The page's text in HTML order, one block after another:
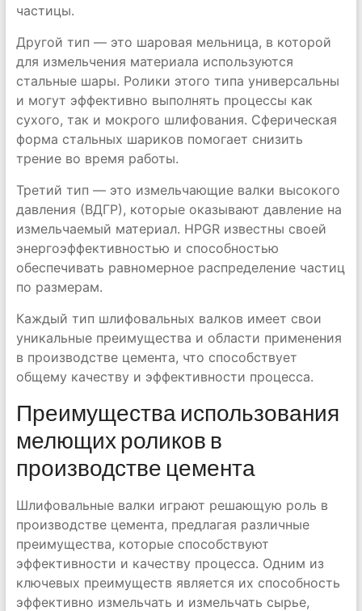
частицы.
Другой тип — это шаровая мельница, в которой
для измельчения материала используются
стальные шары. Ролики этого типа универсальны
и могут эффективно выполнять процессы как
сухого, так и мокрого шлифования. Сферическая
форма стальных шариков помогает снизить
трение во время работы.
Третий тип — это измельчающие валки высокого
давления (ВДГР), которые оказывают давление на
измельчаемый материал. HPGR известны своей
энергоэффективностью и способностью
обеспечивать равномерное распределение частиц
по размерам.
Каждый тип шлифовальных валков имеет свои
уникальные преимущества и области применения
в производстве цемента, что способствует
общему качеству и эффективности процесса.
Преимущества использования
мелющих роликов в
производстве цемента
Шлифовальные валки играют решающую роль в
производстве цемента, предлагая различные
преимущества, которые способствуют
эффективности и качеству процесса. Одним из
ключевых преимуществ является их способность
эффективно измельчать и измельчать сырье,